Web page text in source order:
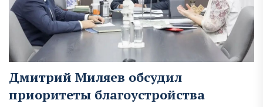
Дмитрий Миляев обсудил
приоритеты благоустройства